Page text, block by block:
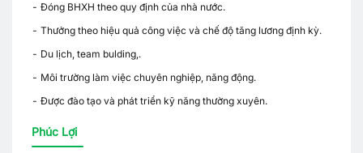
- Đóng BHXH theo quy định của nhà nước.
- Thưởng theo hiệu quả công việc và chế độ tăng lương định kỳ.
- Du lịch, team bulding,.
- Môi trường làm việc chuyên nghiệp, năng động.
- Được đào tạo và phát triển kỹ năng thường xuyên.
Phúc Lợi